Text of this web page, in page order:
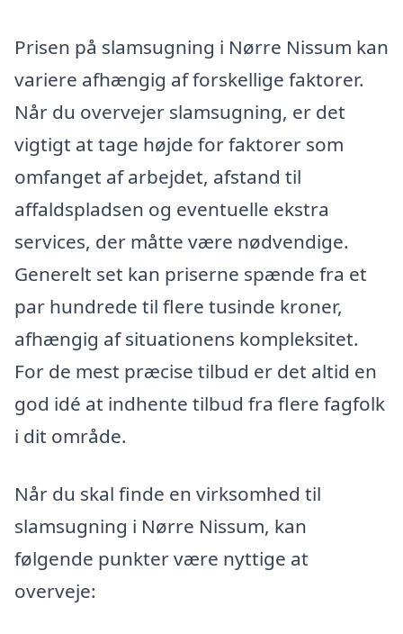
Prisen på slamsugning i Nørre Nissum kan
variere afhængig af forskellige faktorer.
Når du overvejer slamsugning, er det
vigtigt at tage højde for faktorer som
omfanget af arbejdet, afstand til
affaldspladsen og eventuelle ekstra
services, der måtte være nødvendige.
Generelt set kan priserne spænde fra et
par hundrede til flere tusinde kroner,
afhængig af situationens kompleksitet.
For de mest præcise tilbud er det altid en
god idé at indhente tilbud fra flere fagfolk
i dit område.
Når du skal finde en virksomhed til
slamsugning i Nørre Nissum, kan
følgende punkter være nyttige at
overveje: